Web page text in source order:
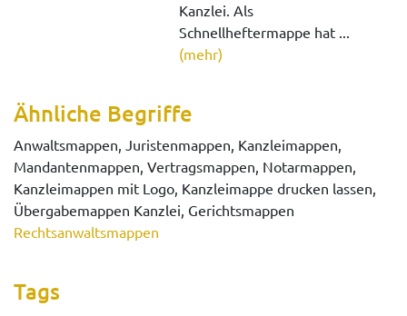
Kanzlei. Als
Schnellheftermappe hat ...
(mehr)
Ähnliche Begriffe
Anwaltsmappen, Juristenmappen, Kanzleimappen,
Mandantenmappen, Vertragsmappen, Notarmappen,
Kanzleimappen mit Logo, Kanzleimappe drucken lassen,
Übergabemappen Kanzlei, Gerichtsmappen
Rechtsanwaltsmappen
Tags